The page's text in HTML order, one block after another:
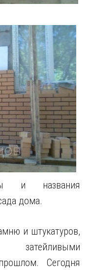
и названия
дома.
и штукатуров,
Сегодня